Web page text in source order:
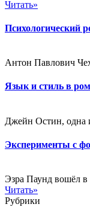
Читать»
Психологический
Антон Павлович
Язык и стиль в
Джейн Остин, одна
Эксперименты с
Эзра Паунд вошёл в
Читать»
Рубрики